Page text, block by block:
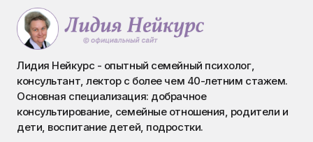
Лидия Нейкурс - опытный семейный психолог,
консультант, лектор с более чем 40-летним стажем.
Основная специализация: добрачное
консультирование, семейные отношения, родители и
дети, воспитание детей, подростки.